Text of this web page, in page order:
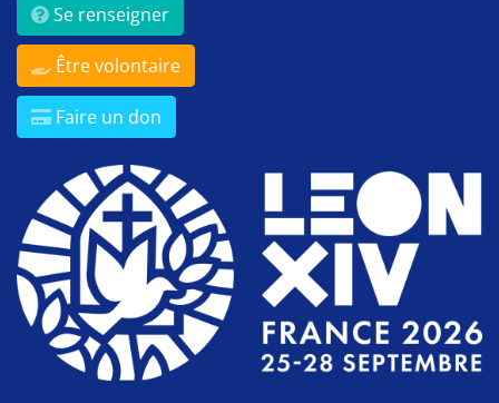
Se renseigner
Être volontaire
Faire un don